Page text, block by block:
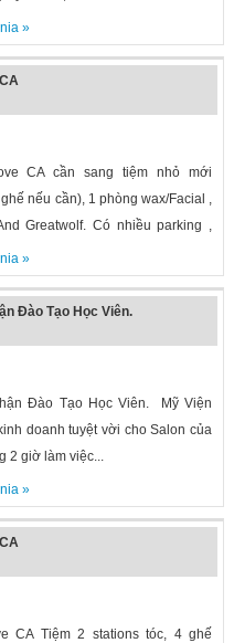
»
CA cần sang tiệm nhỏ mới
nếu cần), 1 phòng wax/Facial ,
Greatwolf. Có nhiều parking ,
»
Đào Tạo Học Viên.
Đào Tạo Học Viên. Mỹ Viện
doanh tuyệt vời cho Salon của
giờ làm việc...
»
CA Tiệm 2 stations tóc, 4 ghế